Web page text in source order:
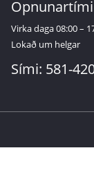
Virka daga 08:00 –
Lokað um helgar
Sími: 581-